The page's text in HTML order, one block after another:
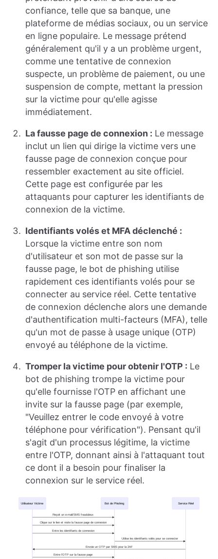
confiance, telle que sa banque, une
plateforme de médias sociaux, ou un service
en ligne populaire. Le message prétend
généralement qu'il y a un problème urgent,
comme une tentative de connexion
suspecte, un problème de paiement, ou une
suspension de compte, mettant la pression
sur la victime pour qu'elle agisse
immédiatement.
La fausse page de connexion : Le message
inclut un lien qui dirige la victime vers une
fausse page de connexion conçue pour
ressembler exactement au site officiel.
Cette page est configurée par les
attaquants pour capturer les identifiants de
connexion de la victime.
Identifiants volés et MFA déclenché :
Lorsque la victime entre son nom
d'utilisateur et son mot de passe sur la
fausse page, le bot de phishing utilise
rapidement ces identifiants volés pour se
connecter au service réel. Cette tentative
de connexion déclenche alors une demande
d'authentification multi-facteurs (MFA), telle
qu'un mot de passe à usage unique (OTP)
envoyé au téléphone de la victime.
Tromper la victime pour obtenir l'OTP : Le
bot de phishing trompe la victime pour
qu'elle fournisse l'OTP en affichant une
invite sur la fausse page (par exemple,
"Veuillez entrer le code envoyé à votre
téléphone pour vérification"). Pensant qu'il
s'agit d'un processus légitime, la victime
entre l'OTP, donnant ainsi à l'attaquant tout
ce dont il a besoin pour finaliser la
connexion sur le service réel.